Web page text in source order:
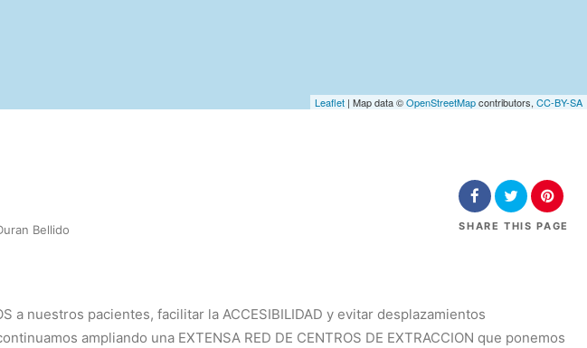
Leaflet | Map data ©OpenStreetMapcontributors, CC-BY-SA
Bellido SHARE THIS PAGE
a nuestros pacientes, facilitar la ACCESIBILIDAD y evitar desplazamientos
ampliando una EXTENSA RED DE CENTROS DE EXTRACCION que ponemos